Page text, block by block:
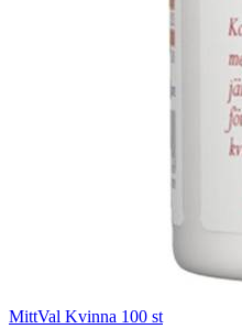
MittVal Kvinna 100 st